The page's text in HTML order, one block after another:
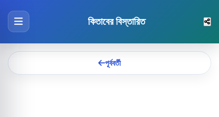
কিতাবের বিস্তারিত
পূর্ববর্তী